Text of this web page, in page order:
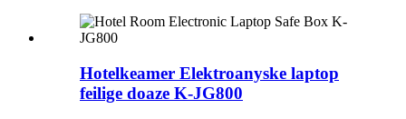
Hotelkeamer Elektroanyske laptop
feilige doaze K-JG800